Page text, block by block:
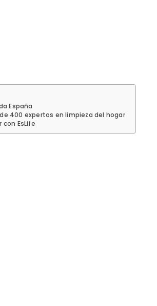
España
400 expertos en limpieza del hogar
EsLife